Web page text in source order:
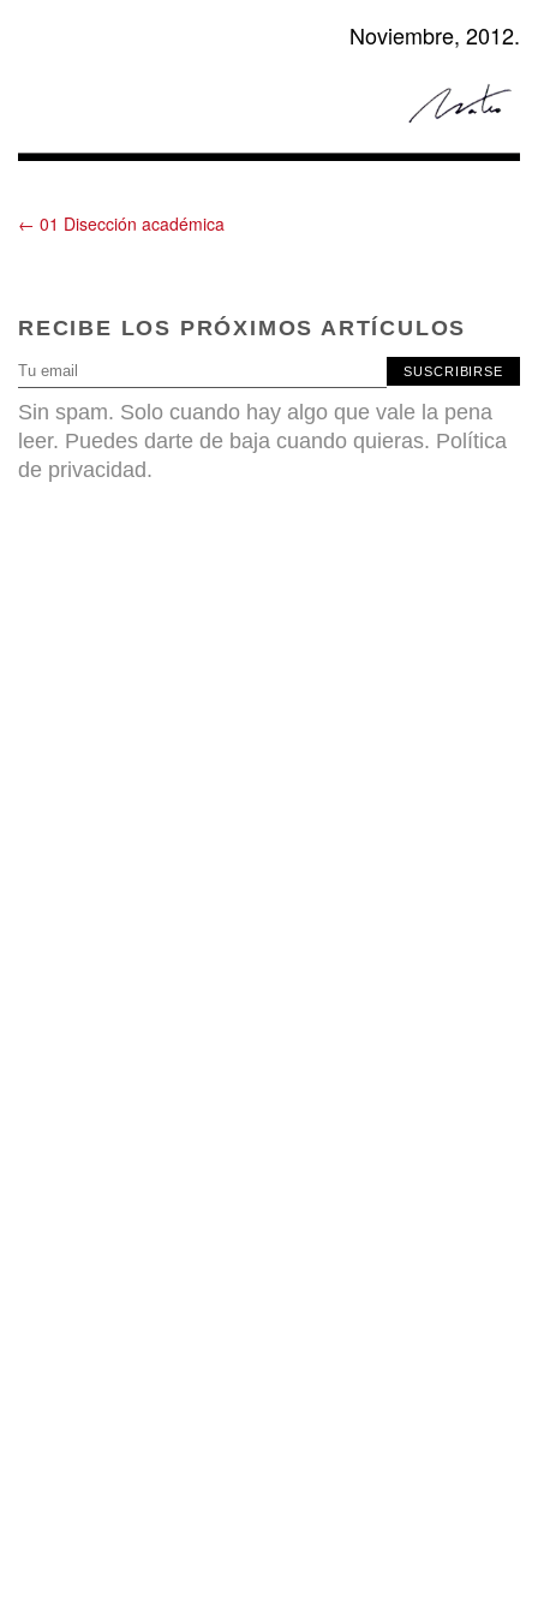
Noviembre, 2012.
← 01 Disección académica
RECIBE LOS PRÓXIMOS ARTÍCULOS
SUSCRIBIRSE
Sin spam. Solo cuando hay algo que vale la pena
leer. Puedes darte de baja cuando quieras. Política
de privacidad.